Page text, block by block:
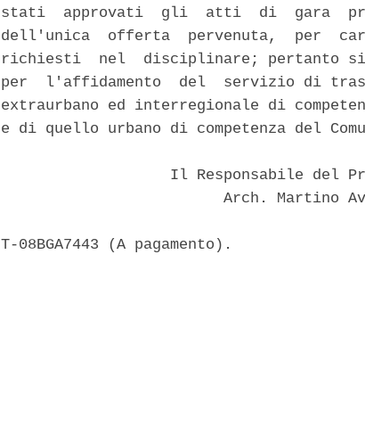
stati  approvati  gli  atti  di  gara
dell'unica  offerta  pervenuta,  per
richiesti  nel  disciplinare; pertanto
per  l'affidamento  del  servizio di
extraurbano ed interregionale di
e di quello urbano di competenza del
Il Responsabile del
Arch. Martino